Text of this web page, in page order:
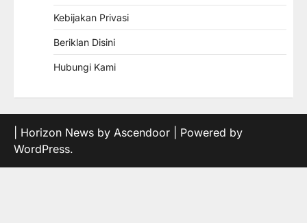
Kebijakan Privasi
Beriklan Disini
Hubungi Kami
| Horizon News by Ascendoor | Powered by
WordPress.